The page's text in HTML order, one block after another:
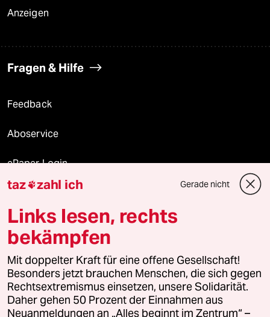
Anzeigen
Fragen & Hilfe
Feedback
Aboservice
ePaper Login
Downloads für Abonnierende
© 2026 taz Verlags und Vertriebs GmbH
Alle Rechte vorbehalten. Bei rechtlichen Fragen oder für Genehmigungen
wenden Sie sich bitte an
lizenzen@taz.de
Feedback Redaktionsstatut Kommune-Richtlinien
taz zahl ich Gerade nicht
Links lesen, rechts
bekämpfen
Mit doppelter Kraft für eine offene Gesellschaft!
Besonders jetzt brauchen Menschen, die sich gegen
Rechtsextremismus einsetzen, unsere Solidarität.
Daher gehen 50 Prozent der Einnahmen aus
Neuanmeldungen an „Alles beginnt im Zentrum“ –